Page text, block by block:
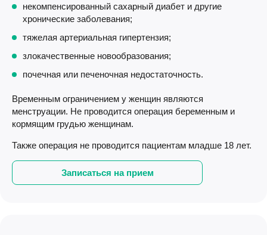
некомпенсированный сахарный диабет и другие
хронические заболевания;
тяжелая артериальная гипертензия;
злокачественные новообразования;
почечная или печеночная недостаточность.
Временным ограничением у женщин являются
менструации. Не проводится операция беременным и
кормящим грудью женщинам.
Также операция не проводится пациентам младше 18 лет.
Записаться на прием